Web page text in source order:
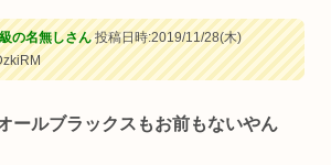
の名無しさん投稿日時:2019/11/28(木)
ールブラックスもお前もないやん